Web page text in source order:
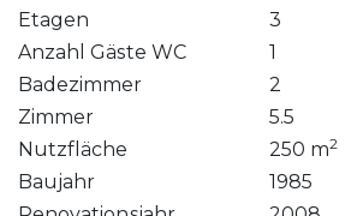
Etagen
3
Anzahl Gäste WC
1
Badezimmer
2
Zimmer
5.5
Nutzfläche
250 m2
Baujahr
1985